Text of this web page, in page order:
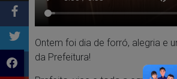
Ontem foi dia de forró, alegria e
da Prefeitura!